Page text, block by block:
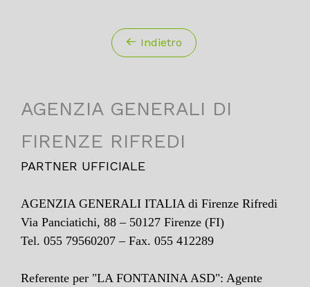
Indietro
AGENZIA GENERALI DI
FIRENZE RIFREDI
PARTNER UFFICIALE
AGENZIA GENERALI ITALIA di Firenze Rifredi
Via Panciatichi, 88 – 50127 Firenze (FI)
Tel. 055 79560207 – Fax. 055 412289
Referente per "LA FONTANINA ASD": Agente